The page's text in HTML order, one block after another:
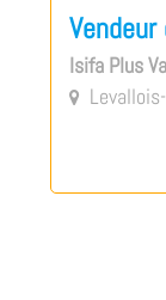
Isifa Plus
